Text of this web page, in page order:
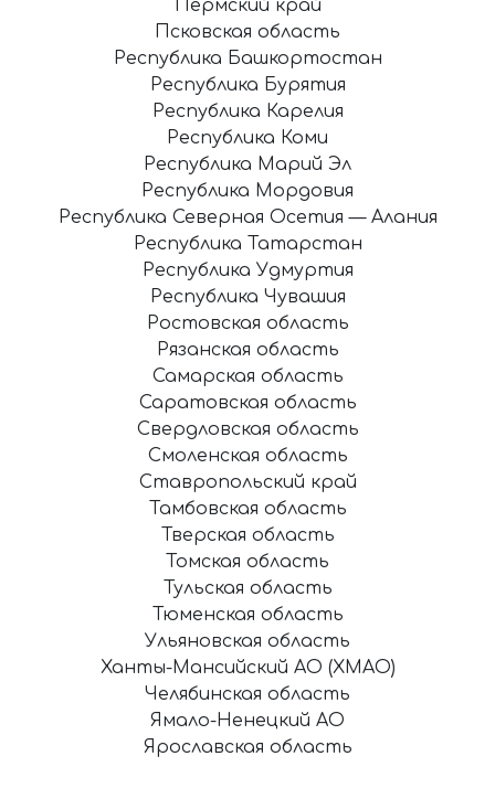
Пермский край
Псковская область
Республика Башкортостан
Республика Бурятия
Республика Карелия
Республика Коми
Республика Марий Эл
Республика Мордовия
Республика Северная Осетия — Алания
Республика Татарстан
Республика Удмуртия
Республика Чувашия
Ростовская область
Рязанская область
Самарская область
Саратовская область
Свердловская область
Смоленская область
Ставропольский край
Тамбовская область
Тверская область
Томская область
Тульская область
Тюменская область
Ульяновская область
Ханты-Мансийский АО (ХМАО)
Челябинская область
Ямало-Ненецкий АО
Ярославская область